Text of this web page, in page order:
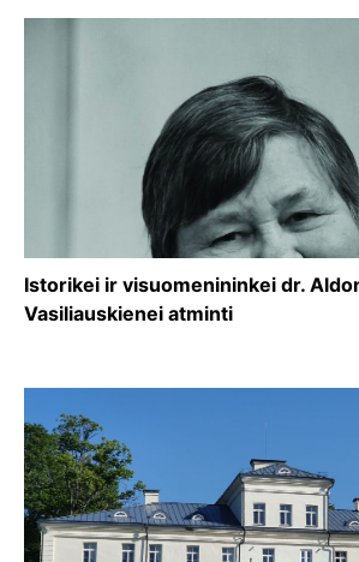
Istorikei ir visuomenininkei dr.
Vasiliauskienei atminti